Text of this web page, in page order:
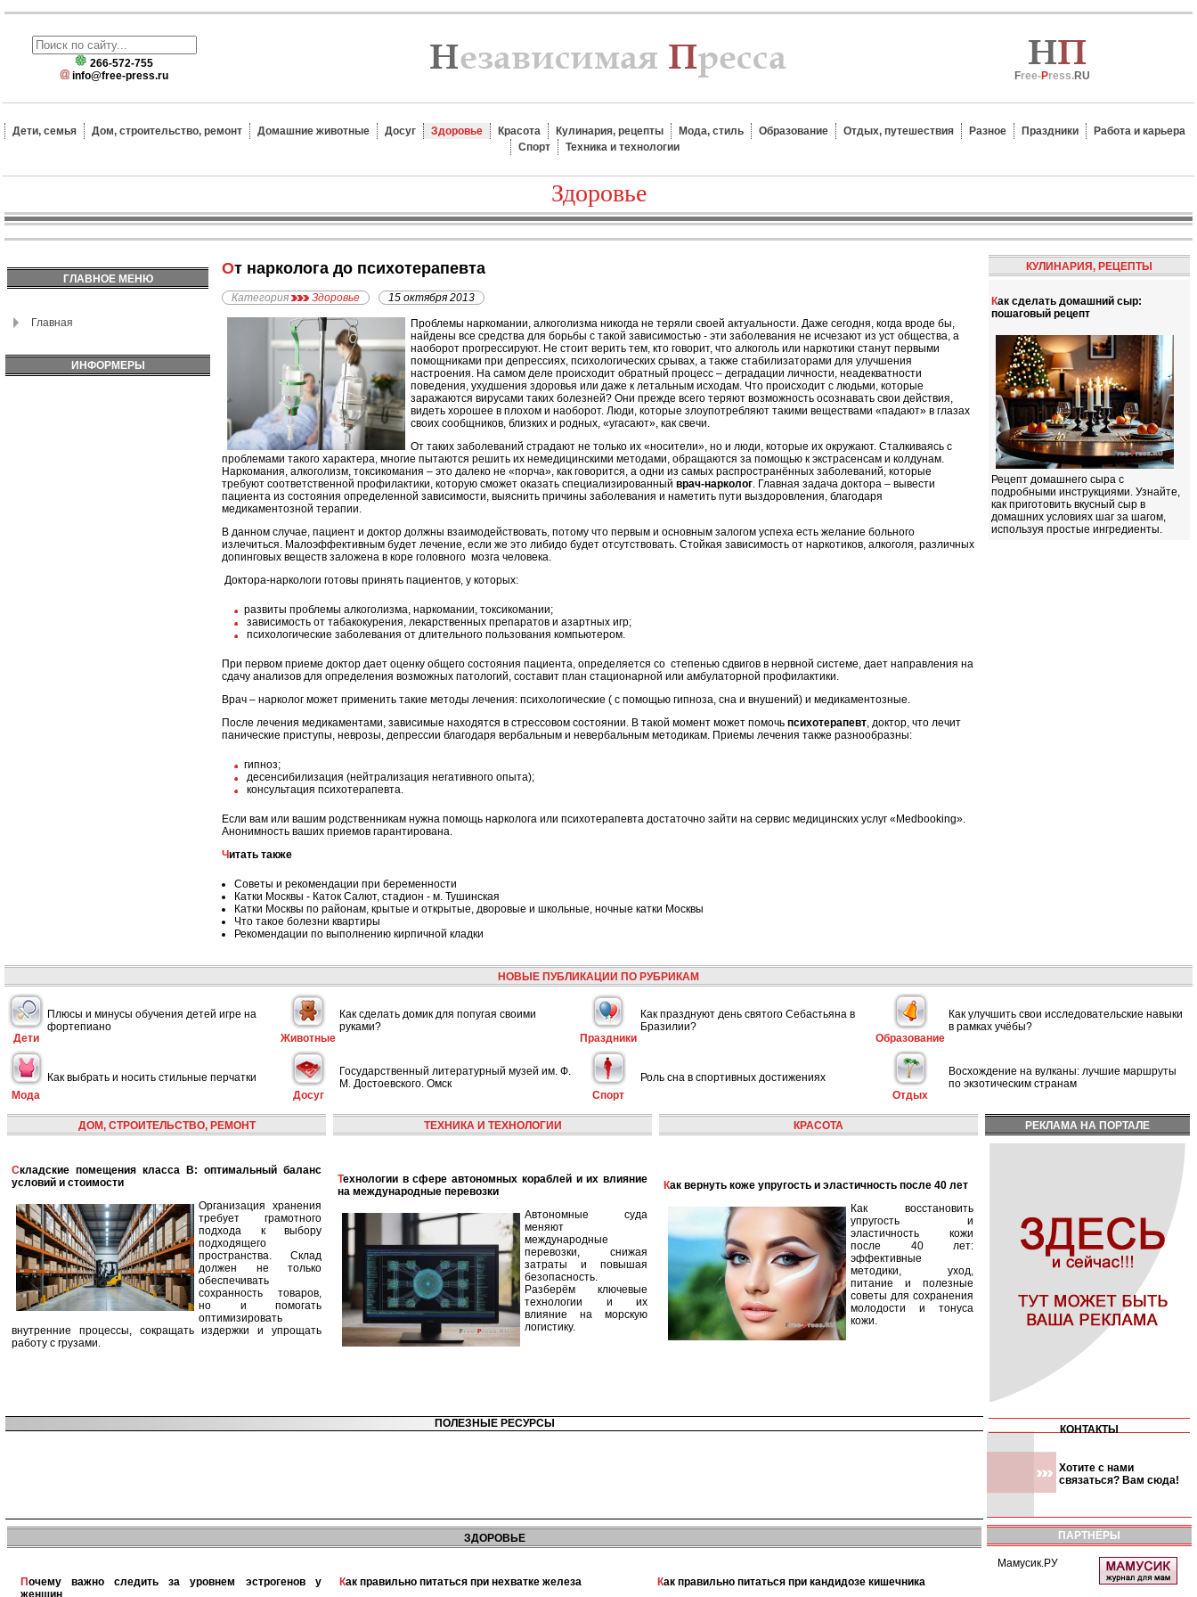
266-572-755
info@free-press.ru
Free-Press.RU
Дети, семья Дом, строительство, ремонт Домашние животные Досуг Здоровье Красота Кулинария, рецепты Мода, стиль Образование Отдых, путешествия Разное Праздники
Работа и карьера
Спорт
Техника и технологии
Здоровье
ГЛАВНОЕ МЕНЮ
Главная
ИНФОРМЕРЫ
От нарколога до психотерапевта
Категория Здоровье 15 октября 2013
Проблемы наркомании, алкоголизма никогда не теряли своей актуальности. Даже сегодня, когда вроде бы,
найдены все средства для борьбы с такой зависимостью - эти заболевания не исчезают из уст общества, а
наоборот прогрессируют. Не стоит верить тем, кто говорит, что алкоголь или наркотики станут первыми
помощниками при депрессиях, психологических срывах, а также стабилизаторами для улучшения
настроения. На самом деле происходит обратный процесс – деградации личности, неадекватности
поведения, ухудшения здоровья или даже к летальным исходам. Что происходит с людьми, которые
заражаются вирусами таких болезней? Они прежде всего теряют возможность осознавать свои действия,
видеть хорошее в плохом и наоборот. Люди, которые злоупотребляют такими веществами «падают» в глазах
своих сообщников, близких и родных, «угасают», как свечи.
От таких заболеваний страдают не только их «носители», но и люди, которые их окружают. Сталкиваясь с
проблемами такого характера, многие пытаются решить их немедицинскими методами, обращаются за помощью к экстрасенсам и колдунам.
Наркомания, алкоголизм, токсикомания – это далеко не «порча», как говорится, а одни из самых распространённых заболеваний, которые
требуют соответственной профилактики, которую сможет оказать специализированный врач-нарколог. Главная задача доктора – вывести
пациента из состояния определенной зависимости, выяснить причины заболевания и наметить пути выздоровления, благодаря
медикаментозной терапии.
В данном случае, пациент и доктор должны взаимодействовать, потому что первым и основным залогом успеха есть желание больного
излечиться. Малоэффективным будет лечение, если же это либидо будет отсутствовать. Стойкая зависимость от наркотиков, алкоголя, различных
допинговых веществ заложена в коре головного мозга человека.
Доктора-наркологи готовы принять пациентов, у которых:
развиты проблемы алкоголизма, наркомании, токсикомании;
зависимость от табакокурения, лекарственных препаратов и азартных игр;
психологические заболевания от длительного пользования компьютером.
При первом приеме доктор дает оценку общего состояния пациента, определяется со степенью сдвигов в нервной системе, дает направления на
сдачу анализов для определения возможных патологий, составит план стационарной или амбулаторной профилактики.
Врач – нарколог может применить такие методы лечения: психологические ( с помощью гипноза, сна и внушений) и медикаментозные.
После лечения медикаментами, зависимые находятся в стрессовом состоянии. В такой момент может помочь психотерапевт, доктор, что лечит
панические приступы, неврозы, депрессии благодаря вербальным и невербальным методикам. Приемы лечения также разнообразны:
гипноз;
десенсибилизация (нейтрализация негативного опыта);
консультация психотерапевта.
Если вам или вашим родственникам нужна помощь нарколога или психотерапевта достаточно зайти на сервис медицинских услуг «Medbooking».
Анонимность ваших приемов гарантирована.
Читать также
Советы и рекомендации при беременности
Катки Москвы - Каток Салют, стадион - м. Тушинская
Катки Москвы по районам, крытые и открытые, дворовые и школьные, ночные катки Москвы
Что такое болезни квартиры
Рекомендации по выполнению кирпичной кладки
КУЛИНАРИЯ, РЕЦЕПТЫ
Как сделать домашний сыр:
пошаговый рецепт
Рецепт домашнего сыра с
подробными инструкциями. Узнайте,
как приготовить вкусный сыр в
домашних условиях шаг за шагом,
используя простые ингредиенты.
НОВЫЕ ПУБЛИКАЦИИ ПО РУБРИКАМ
Дети
Плюсы и минусы обучения детей игре на
фортепиано
Животные
Как сделать домик для попугая своими
руками?
Праздники
Как празднуют день святого Себастьяна в
Бразилии?
Образование
Как улучшить свои исследовательские навыки
в рамках учёбы?
Мода
Как выбрать и носить стильные перчатки
Досуг
Государственный литературный музей им. Ф.
М. Достоевского. Омск
Спорт
Роль сна в спортивных достижениях
Отдых
Восхождение на вулканы: лучшие маршруты
по экзотическим странам
ДОМ, СТРОИТЕЛЬСТВО, РЕМОНТ
Складские помещения класса B: оптимальный баланс
условий и стоимости
Организация хранения
требует грамотного
подхода к выбору
подходящего
пространства. Склад
должен не только
обеспечивать
сохранность товаров,
но и помогать
оптимизировать
внутренние процессы, сокращать издержки и упрощать
работу с грузами.
ТЕХНИКА И ТЕХНОЛОГИИ
Технологии в сфере автономных кораблей и их влияние
на международные перевозки
Автономные суда
меняют
международные
перевозки, снижая
затраты и повышая
безопасность.
Разберём ключевые
технологии и их
влияние на морскую
логистику.
КРАСОТА
Как вернуть коже упругость и эластичность после 40 лет
Как восстановить
упругость и
эластичность кожи
после 40 лет:
эффективные
методики, уход,
питание и полезные
советы для сохранения
молодости и тонуса
кожи.
РЕКЛАМА НА ПОРТАЛЕ
ПОЛЕЗНЫЕ РЕСУРСЫ КОНТАКТЫ
Хотите с нами
связаться? Вам сюда!
ЗДОРОВЬЕ
Почему важно следить за уровнем эстрогенов у
женщин
Как правильно питаться при нехватке железа Как правильно питаться при кандидозе кишечника
ПАРТНЁРЫ
Мамусик.РУ